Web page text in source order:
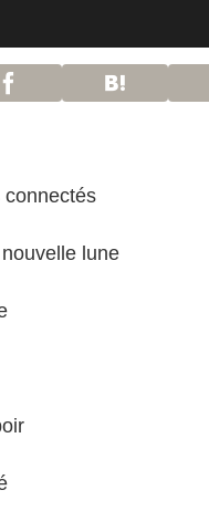
lune